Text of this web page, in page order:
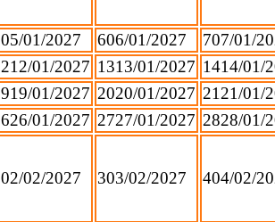
05/01/2027 606/01/2027 707/01/
12/01/2027 1313/01/2027 1414/01/
19/01/2027 2020/01/2027 21 21/01/
26/01/2027 2727/01/2027 2828/01/
02/02/2027 303/02/2027 404/02/